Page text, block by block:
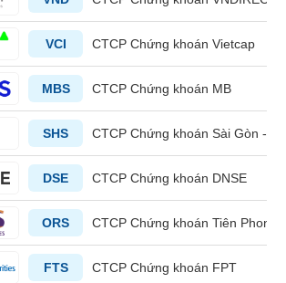
VCI CTCP Chứng khoán Vietcap
MBS CTCP Chứng khoán MB
SHS CTCP Chứng khoán Sài Gòn -
DSE CTCP Chứng khoán DNSE
ORS CTCP Chứng khoán Tiên Phong
FTS CTCP Chứng khoán FPT